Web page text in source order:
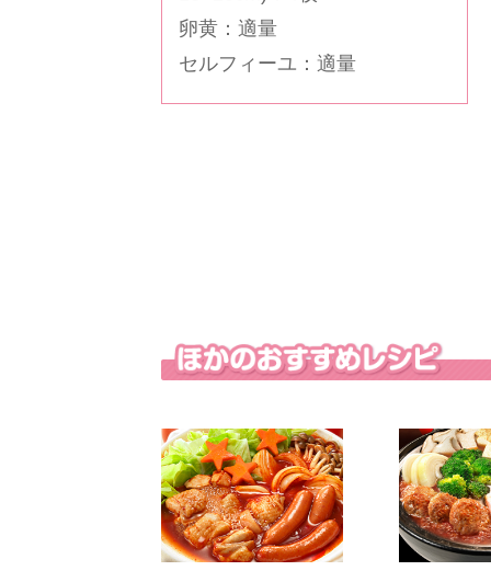
卵黄：適量
セルフィーユ：適量